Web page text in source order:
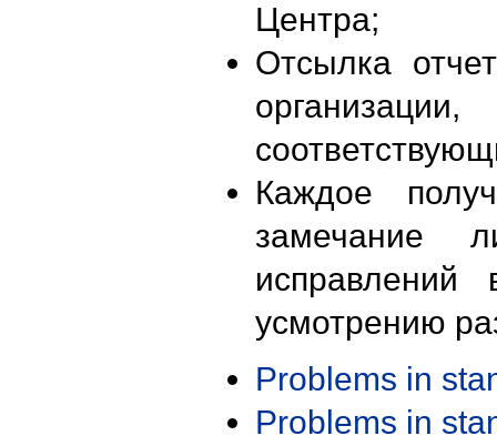
Центра;
Отсылка
Каждое
замечание
исправлений
усмотрению
Problems in
Problems in